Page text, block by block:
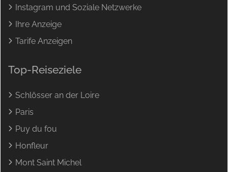
Instagram und Soziale Netzwerke
Ihre Anzeige
Tarife Anzeigen
Top-Reiseziele
Schlösser an der Loire
Paris
Puy du fou
Honfleur
Mont Saint Michel